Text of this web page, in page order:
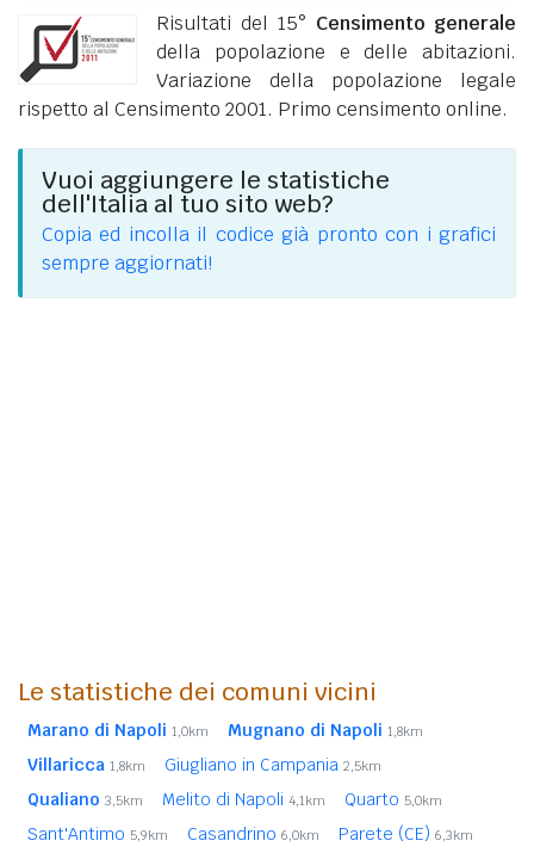
Risultati del 15° Censimento generale
della popolazione e delle abitazioni.
Variazione della popolazione legale
rispetto al Censimento 2001. Primo censimento online.
Vuoi aggiungere le statistiche
dell'Italia al tuo sito web?
Copia ed incolla il codice già pronto con i grafici
sempre aggiornati!
Le statistiche dei comuni vicini
Marano di Napoli 1,0km Mugnano di Napoli 1,8km
Villaricca 1,8km Giugliano in Campania 2,5km
Qualiano 3,5km Melito di Napoli 4,1km Quarto 5,0km
Sant'Antimo 5,9km Casandrino 6,0km Parete (CE) 6,3km